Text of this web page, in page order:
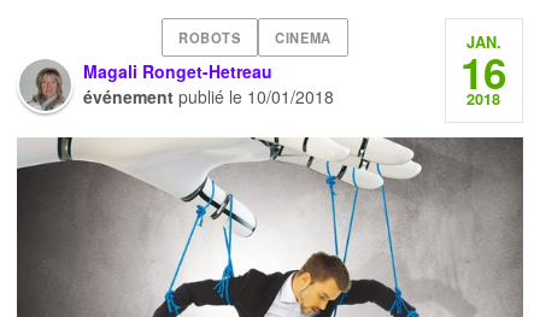
ROBOTS CINEMA
Magali Ronget-Hetreau
événement publié le 10/01/2018
JAN.
16
2018